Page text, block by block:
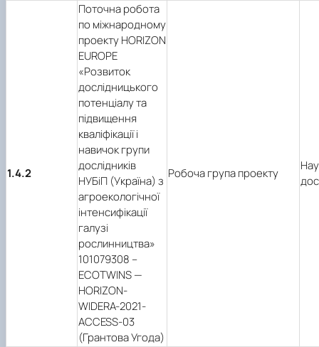
1.4.2
Поточна робота
по міжнародному
проекту HORIZON
EUROPE
«Розвиток
дослідницького
потенціалу та
підвищення
кваліфікації і
навичок групи
дослідників
НУБіП (Україна) з
агроекологічної
інтенсифікації
галузі
рослинництва»
101079308 –
ECOTWINS —
HORIZON-
WIDERA-2021-
ACCESS-03
(Грантова Угода)
Робоча група проекту